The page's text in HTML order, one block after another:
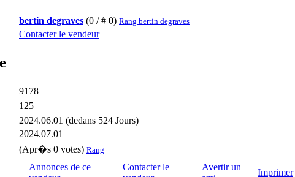
bertin degraves (0 / # 0) Rang bertin degraves
Contacter le vendeur
9178
125
2024.06.01 (dedans 524 Jours)
2024.07.01
(Apr�s 0 votes) Rang
Annonces de ce
Contacter le
Avertir un
Imprimer